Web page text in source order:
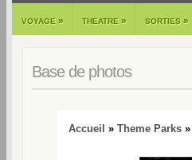
VOYAGE » THEATRE » SORTIES »
Base de photos
Accueil » Theme Parks »